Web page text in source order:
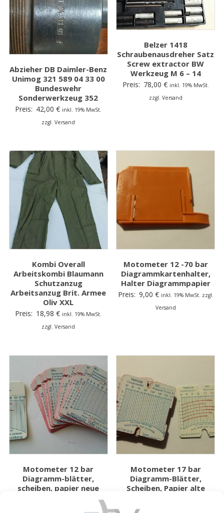
Abzieher DB Daimler-Benz
Unimog 321 589 04 33 00
Bundeswehr
Sonderwerkzeug 352
Preis: 42,00€ inkl. 19% MwSt.
zzgl. Versand
Belzer 1418
Schraubenausdreher Satz
Screw extractor BW
Werkzeug M 6 – 14
Preis: 78,00 € inkl. 19% MwSt.
zzgl. Versand
Kombi Overall
Arbeitskombi Blaumann
Schutzanzug
Arbeitsanzug Brit. Armee
Oliv XXL
Preis: 18,98€ inkl. 19% MwSt.
zzgl. Versand
Motometer 12 -70 bar
Diagrammkartenhalter,
Halter Diagrammpapier
Preis: 9,00 € inkl. 19% MwSt. zzgl.
Versand
Motometer 12 bar
Diagramm-blätter,
scheiben, papier neue
inkl. 19% MwSt. zzgl.
Motometer 17 bar
Diagramm-Blätter,
Scheiben, Papier alte
Preis:7,50